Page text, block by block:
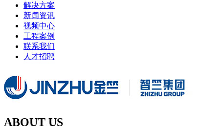
解决方案
新闻资讯
视频中心
工程案例
联系我们
人才招聘
ABOUT US